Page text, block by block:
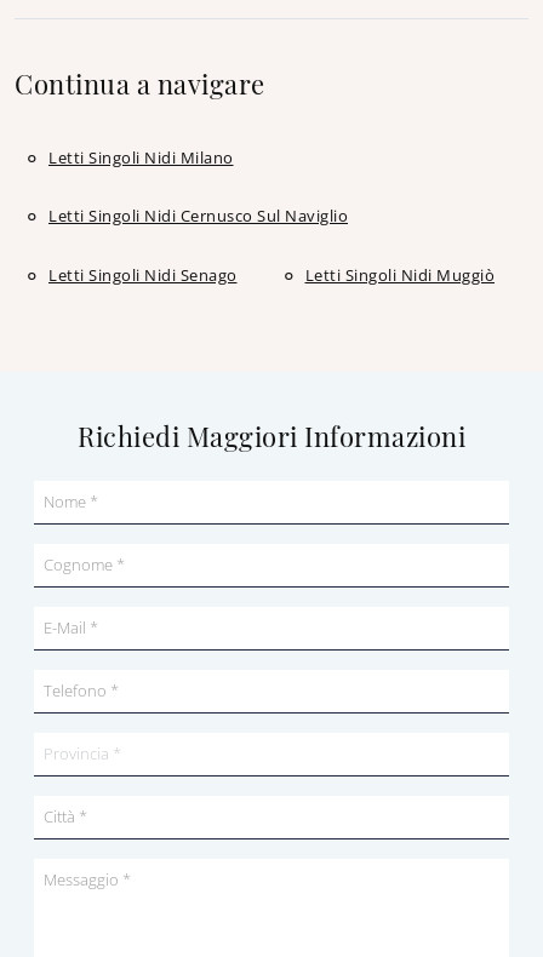
Continua a navigare
Letti Singoli Nidi Milano
Letti Singoli Nidi Cernusco Sul Naviglio
Letti Singoli Nidi Senago Letti Singoli Nidi Muggiò
Richiedi Maggiori Informazioni